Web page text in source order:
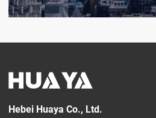
Hebei Huaya Co., Ltd.